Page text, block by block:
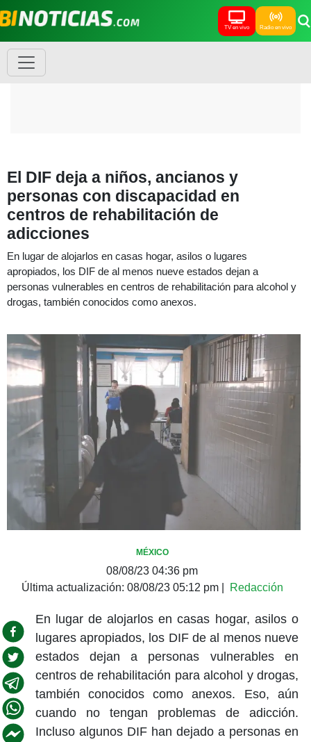
TV en vivo Radio en vivo
El DIF deja a niños, ancianos y
personas con discapacidad en
centros de rehabilitación de
adicciones
En lugar de alojarlos en casas hogar, asilos o lugares
apropiados, los DIF de al menos nueve estados dejan a
personas vulnerables en centros de rehabilitación para alcohol y
drogas, también conocidos como anexos.
MÉXICO
08/08/23 04:36 pm
Última actualización: 08/08/23 05:12 pm| Redacción
En lugar de alojarlos en casas hogar, asilos o
lugares apropiados, los DIF de al menos nueve
estados dejan a personas vulnerables en
centros de rehabilitación para alcohol y drogas,
también conocidos como anexos. Eso, aún
cuando no tengan problemas de adicción.
Incluso algunos DIF han dejado a personas en